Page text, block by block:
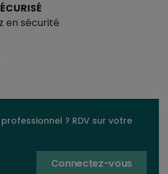
en sécurité
? RDV sur votre
Connectez-vous